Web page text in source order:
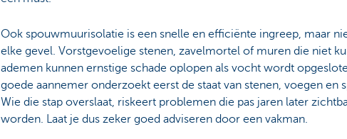
Ook spouwmuurisolatie is een snelle en efficiënte ingreep, maar
elke gevel. Vorstgevoelige stenen, zavelmortel of muren die niet
ademen kunnen ernstige schade oplopen als vocht wordt
goede aannemer onderzoekt eerst de staat van stenen, voegen en
Wie die stap overslaat, riskeert problemen die pas jaren later
worden. Laat je dus zeker goed adviseren door een vakman.